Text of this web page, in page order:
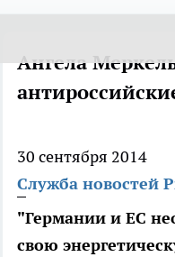
Ангела
30 сентября 2014
Служба новостей
"Германии и ЕС
свою